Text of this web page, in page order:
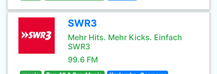
SWR3
Mehr Hits. Mehr Kicks. Einfach
SWR3
99.6 FM